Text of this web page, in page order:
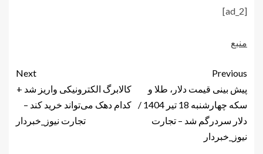
[ad_2]
منبع
Previous
پیش بینی قیمت دلار، طلا و
سکه چهارشنبه 18 تیر 1404 /
دلار سردرگم شد – تجارت
نیوز_خبردار
Next
کالابرگ الکترونیکی واریز شد +
کدام دهک می‌تواند خرید کند –
تجارت نیوز_خبردار